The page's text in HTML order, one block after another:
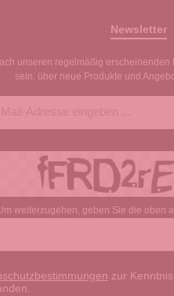
Newsletter
unseren regelmäßig
sein, über neue Produkte und
Adresse*
weiterzugehen, geben Sie die oben
zur